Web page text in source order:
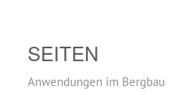
SEITEN
Anwendungen im Bergbau